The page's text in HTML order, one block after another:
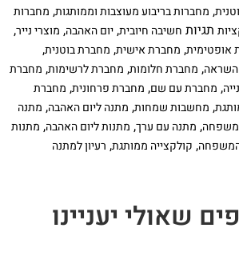
,מחברות בריבוע מעוצבות וממותגות,מחברות
תגיותחשיבה חיובית,יום האהבה,מוצרי נייר,
,מחברת אישית,מחברת בוטנית,
,מחברת חלומות,מחברת לרשימות,מחברת
,מחברת עם שם,מחברת פרחונית,מחברת
,מחשבות שמחות,מתנה ליום האהבה,מתנה
,מתנה עם ערך,מתנות ליום האהבה,מתנות
,קולקצייה ממותגת,רעיון למתנה
שאולי יעניינו